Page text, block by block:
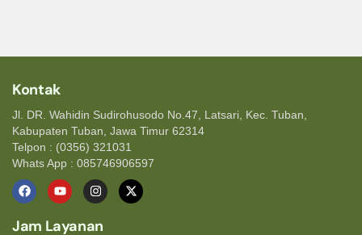
Kontak
Jl. DR. Wahidin Sudirohusodo No.47, Latsari, Kec. Tuban,
Kabupaten Tuban, Jawa Timur 62314
Telpon : (0356) 321031
Whats App : 085746906597
Jam Layanan